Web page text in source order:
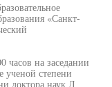
«Санкт-
часов на заседании
ученой степени
доктора наук Д